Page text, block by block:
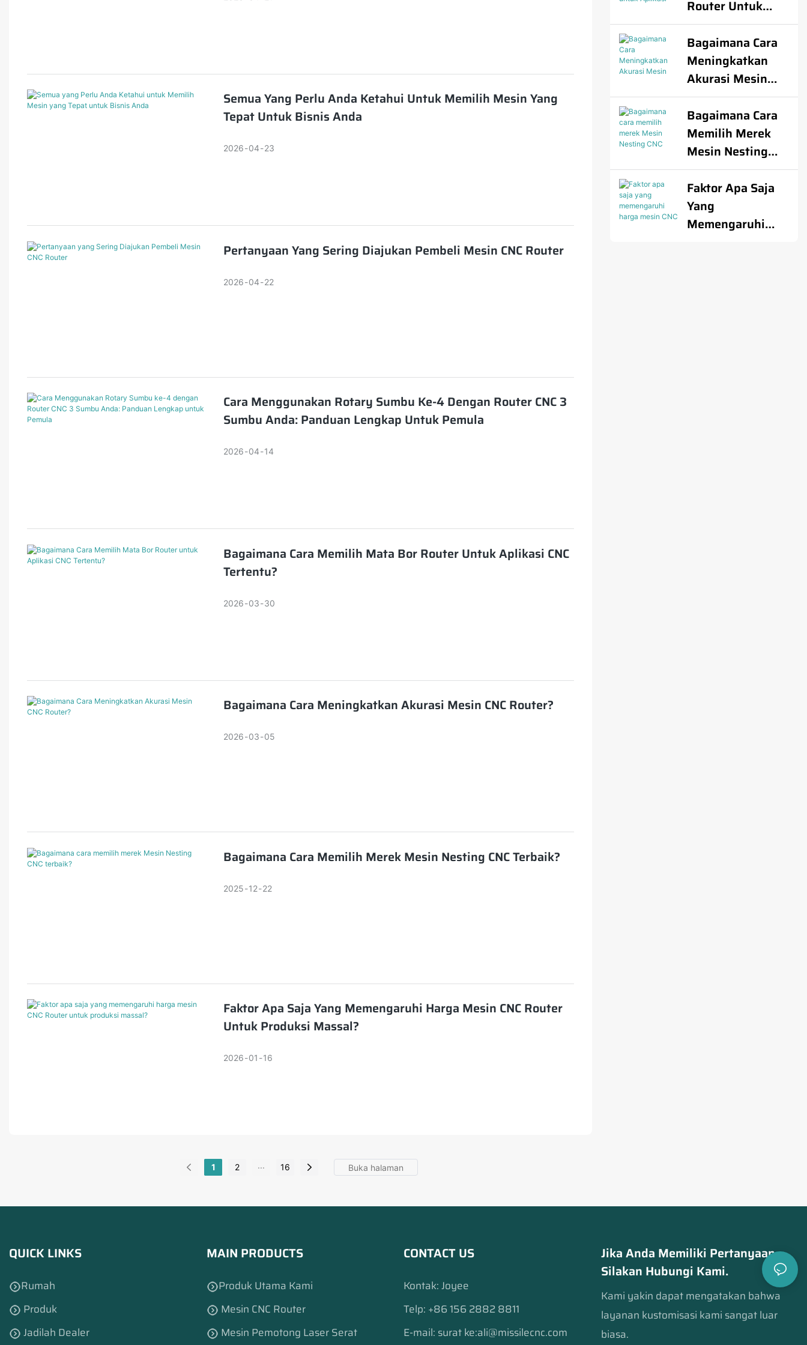
Semua Yang Perlu Anda Ketahui Untuk Memilih Mesin Yang
Tepat Untuk Bisnis Anda
2026 04 23
Pertanyaan Yang Sering Diajukan Pembeli Mesin CNC Router
2026 04 22
Cara Menggunakan Rotary Sumbu Ke-4 Dengan Router CNC 3
Sumbu Anda: Panduan Lengkap Untuk Pemula
2026 04 14
Bagaimana Cara Memilih Mata Bor Router Untuk Aplikasi CNC
Tertentu?
2026 03 30
Bagaimana Cara Meningkatkan Akurasi Mesin CNC Router?
2026 03 05
Bagaimana Cara Memilih Merek Mesin Nesting CNC Terbaik?
2025 12 22
Faktor Apa Saja Yang Memengaruhi Harga Mesin CNC Router
Untuk Produksi Massal?
2026 01 16
1 2 ... 16
Lengkap Untuk
Pemula
Router Untuk
Aplikasi CNC
Tertentu?
Bagaimana Cara
Meningkatkan
Akurasi Mesin
CNC Router?
Bagaimana Cara
Memilih Merek
Mesin Nesting
CNC Terbaik?
Faktor Apa Saja
Yang
Memengaruhi
QUICK LINKS
Rumah
Produk
Jadilah Dealer
MAIN PRODUCTS
Produk Utama Kami
Mesin CNC Router
Mesin Pemotong Laser Serat
CONTACT US
Kontak: Joyee
Telp: +86 156 2882 8811
E-mail: surat ke:ali@missilecnc.com
Jika Anda Memiliki Pertanyaan,
Silakan Hubungi Kami.
Kami yakin dapat mengatakan bahwa
layanan kustomisasi kami sangat luar
biasa.